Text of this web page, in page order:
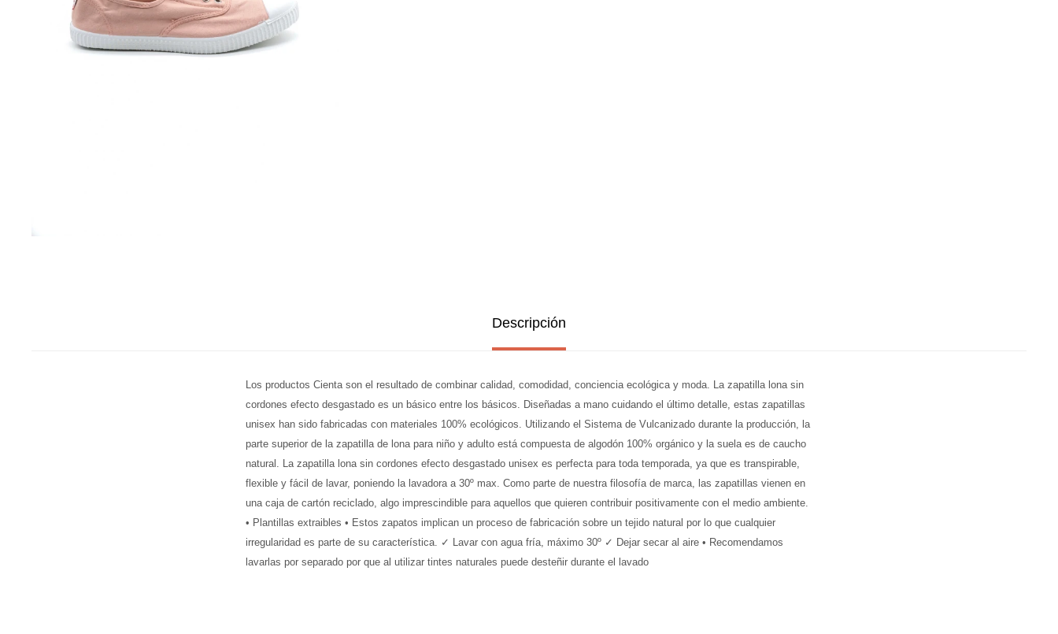
Descripción
Los productos Cienta son el resultado de combinar calidad, comodidad, conciencia ecológica y moda. La zapatilla lona sin
cordones efecto desgastado es un básico entre los básicos. Diseñadas a mano cuidando el último detalle, estas zapatillas
unisex han sido fabricadas con materiales 100% ecológicos. Utilizando el Sistema de Vulcanizado durante la producción, la
parte superior de la zapatilla de lona para niño y adulto está compuesta de algodón 100% orgánico y la suela es de caucho
natural. La zapatilla lona sin cordones efecto desgastado unisex es perfecta para toda temporada, ya que es transpirable,
flexible y fácil de lavar, poniendo la lavadora a 30º max. Como parte de nuestra filosofía de marca, las zapatillas vienen en
una caja de cartón reciclado, algo imprescindible para aquellos que quieren contribuir positivamente con el medio ambiente.
• Plantillas extraibles • Estos zapatos implican un proceso de fabricación sobre un tejido natural por lo que cualquier
irregularidad es parte de su característica. ✓ Lavar con agua fría, máximo 30º ✓ Dejar secar al aire • Recomendamos
lavarlas por separado por que al utilizar tintes naturales puede desteñir durante el lavado